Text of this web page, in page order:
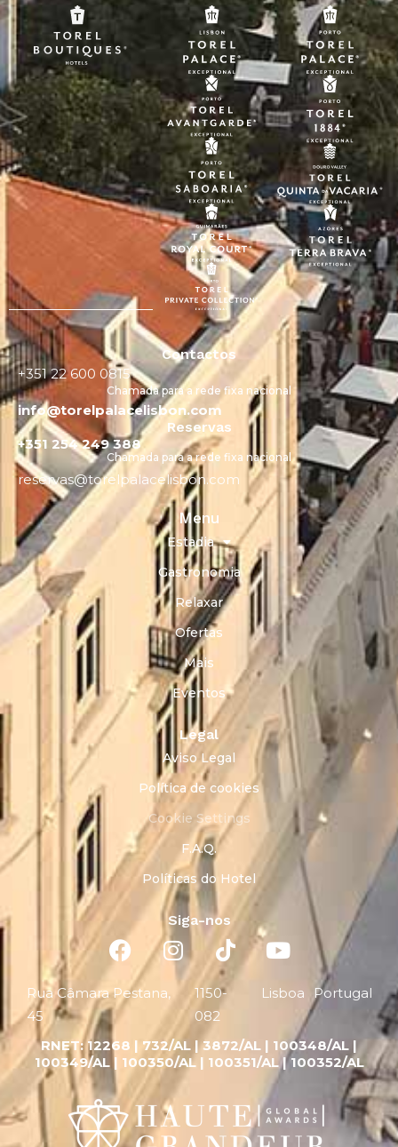
Contactos
+351 22 600 0815
Chamada para a rede fixa nacional
info@torelpalacelisbon.com
Reservas
+351 254 249 388
Chamada para a rede fixa nacional
reservas@torelpalacelisbon.com
Menu
Estadia
Gastronomia
Relaxar
Ofertas
Mais
Eventos
Legal
Aviso Legal
Política de cookies
Cookie Settings
F.A.Q.
Políticas do Hotel
Siga-nos
Rua Câmara Pestana,
45
1150-
082
Lisboa Portugal
RNET:12268 | 732/AL | 3872/AL | 100348/AL |
100349/AL | 100350/AL | 100351/AL | 100352/AL